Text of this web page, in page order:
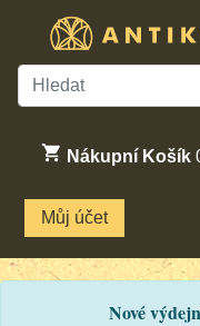
Nákupní Košík
Můj účet
Nové